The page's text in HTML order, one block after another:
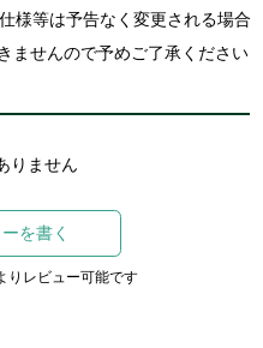
様等は予告なく変更される場合
ませんので予めご了承ください
りません
を書く
りレビュー可能です